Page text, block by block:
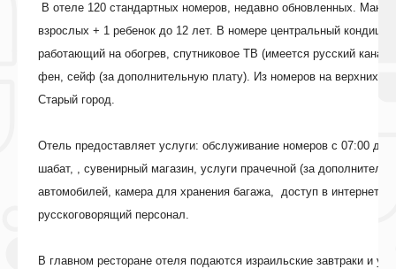
В отеле 120 стандартных номеров, недавно обновленных.
взрослых + 1 ребенок до 12 лет. В номере центральный
работающий на обогрев, спутниковое ТВ (имеется русский
фен, сейф (за дополнительную плату). Из номеров на верхних
Старый город.
Отель предоставляет услуги: обслуживание номеров с 07:00
шабат, , сувенирный магазин, услуги прачечной (за
автомобилей, камера для хранения багажа, доступ в интернет в
русскоговорящий персонал.
В главном ресторане отеля подаются израильские завтраки и